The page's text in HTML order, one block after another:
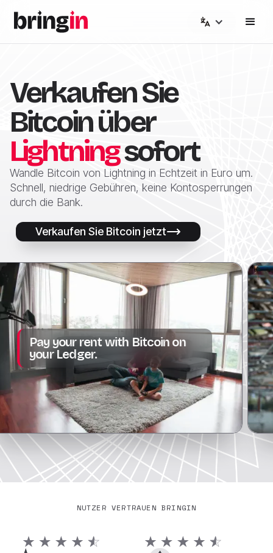
Verkaufen Sie
Bitcoin über
Lightningsofort
Wandle Bitcoin von Lightning in Echtzeit in Euro um.
Schnell, niedrige Gebühren, keine Kontosperrungen
durch die Bank.
Verkaufen Sie Bitcoin jetzt
rent with Bitcoin on
Von
zu
alles
NUTZER VERTRAUEN BRINGIN